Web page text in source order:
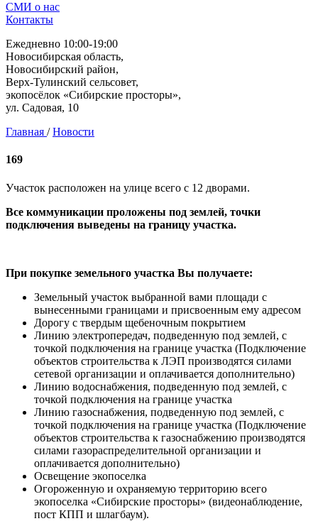
СМИ о нас
Контакты
Ежедневно 10:00-19:00
Новосибирская область,
Новосибирский район,
Верх-Тулинский сельсовет,
экопосёлок «Сибирские просторы»,
ул. Садовая, 10
Главная / Новости
169
Участок расположен на улице всего с 12 дворами.
Все коммуникации проложены под землей, точки
подключения выведены на границу участка.
При покупке земельного участка Вы получаете:
Земельный участок выбранной вами площади с
вынесенными границами и присвоенным ему адресом
Дорогу с твердым щебеночным покрытием
Линию электропередач, подведенную под землей, с
точкой подключения на границе участка (Подключение
объектов строительства к ЛЭП производятся силами
сетевой организации и оплачивается дополнительно)
Линию водоснабжения, подведенную под землей, с
точкой подключения на границе участка
Линию газоснабжения, подведенную под землей, с
точкой подключения на границе участка (Подключение
объектов строительства к газоснабжению производятся
силами газораспределительной организации и
оплачивается дополнительно)
Освещение экопоселка
Огороженную и охраняемую территорию всего
экопоселка «Сибирские просторы» (видеонаблюдение,
пост КПП и шлагбаум).